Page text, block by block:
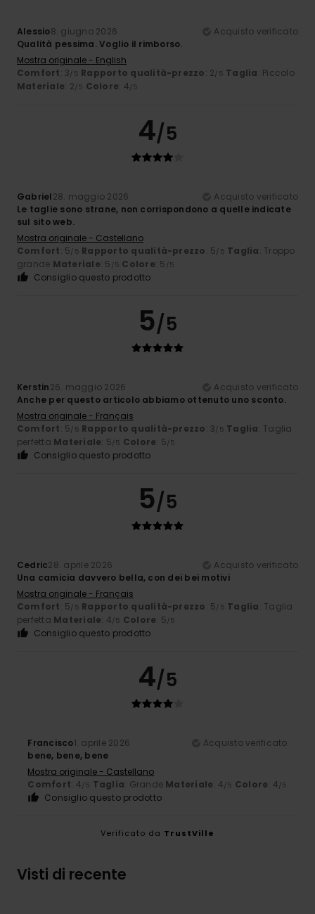
Alessio8. giugno 2026
Acquisto verificato
Qualità pessima. Voglio il rimborso.
Mostra originale - English
Comfort: 3/5 Rapporto qualità-prezzo: 2/5 Taglia: Piccolo
Materiale: 2/5 Colore: 4/5
4/5
Gabriel28. maggio 2026
Acquisto verificato
Le taglie sono strane, non corrispondono a quelle indicate
sul sito web.
Mostra originale - Castellano
Comfort: 5/5 Rapporto qualità-prezzo: 5/5 Taglia: Troppo
grande Materiale: 5 /5 Colore: 5 /5
Consiglio questo prodotto
5/5
Kerstin26. maggio 2026
Acquisto verificato
Anche per questo articolo abbiamo ottenuto uno sconto.
Mostra originale - Français
Comfort: 5/5 Rapporto qualità-prezzo: 3/5 Taglia: Taglia
perfetta Materiale: 5/5 Colore: 5/5
Consiglio questo prodotto
5/5
Cedric28. aprile 2026
Acquisto verificato
Una camicia davvero bella, con dei bei motivi
Mostra originale - Français
Comfort: 5/5 Rapporto qualità-prezzo: 5/5 Taglia: Taglia
perfetta Materiale: 4/5 Colore: 5/5
Consiglio questo prodotto
4/5
Francisco1. aprile 2026
Acquisto verificato
bene, bene, bene
Mostra originale - Castellano
Comfort: 4/5 Taglia: Grande Materiale: 4/5 Colore: 4/5
Consiglio questo prodotto
Verificato da TrustVille
Visti di recente